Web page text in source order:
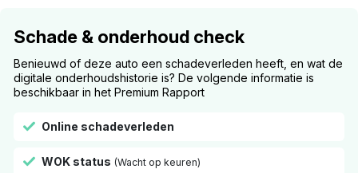
Schade & onderhoud check
Benieuwd of deze auto een schadeverleden heeft, en wat de
digitale onderhoudshistorie is? De volgende informatie is
beschikbaar in het Premium Rapport
Online schadeverleden
WOK status (Wacht op keuren)